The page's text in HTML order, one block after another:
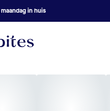
maandag in huis